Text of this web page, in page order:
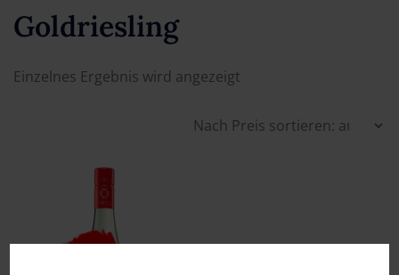
Goldriesling
Einzelnes Ergebnis wird angezeigt